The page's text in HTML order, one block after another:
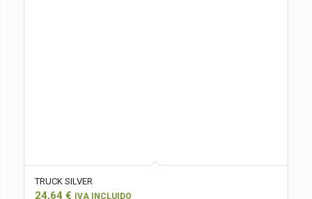
TRUCK SILVER
24,64 € IVA INCLUIDO